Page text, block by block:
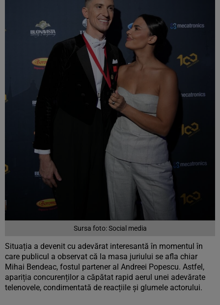
Sursa foto: Social media
Situația a devenit cu adevărat interesantă în momentul în
care publicul a observat că la masa juriului se afla chiar
Mihai Bendeac, fostul partener al Andreei Popescu. Astfel,
apariția concurenților a căpătat rapid aerul unei adevărate
telenovele, condimentată de reacțiile și glumele actorului.